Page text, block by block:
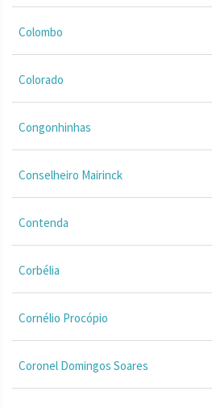
Colombo
Colorado
Congonhinhas
Conselheiro Mairinck
Contenda
Corbélia
Cornélio Procópio
Coronel Domingos Soares